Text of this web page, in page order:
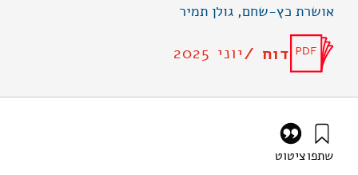
אושרת כץ-שחם, גולן תמיר
דוח /יוני 2025
שתפוציטוט